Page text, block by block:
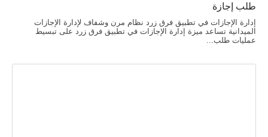
طلب إجازة
إدارة الإجازات في تطبيق فرق زرد نظام مرن وشفاف لإدارة الإجازات
الميدانية تساعد ميزة إدارة الإجازات في تطبيق فرق زرد على تبسيط
عمليات طلب...